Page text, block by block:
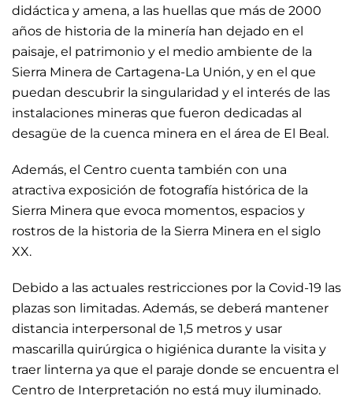
didáctica y amena, a las huellas que más de 2000
años de historia de la minería han dejado en el
paisaje, el patrimonio y el medio ambiente de la
Sierra Minera de Cartagena-La Unión, y en el que
puedan descubrir la singularidad y el interés de las
instalaciones mineras que fueron dedicadas al
desagüe de la cuenca minera en el área de El Beal.
Además, el Centro cuenta también con una
atractiva exposición de fotografía histórica de la
Sierra Minera que evoca momentos, espacios y
rostros de la historia de la Sierra Minera en el siglo
XX.
Debido a las actuales restricciones por la Covid-19 las
plazas son limitadas. Además, se deberá mantener
distancia interpersonal de 1,5 metros y usar
mascarilla quirúrgica o higiénica durante la visita y
traer linterna ya que el paraje donde se encuentra el
Centro de Interpretación no está muy iluminado.